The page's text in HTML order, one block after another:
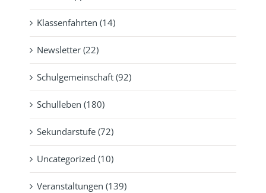
Klassenfahrten (14)
Newsletter (22)
Schulgemeinschaft (92)
Schulleben (180)
Sekundarstufe (72)
Uncategorized (10)
Veranstaltungen (139)